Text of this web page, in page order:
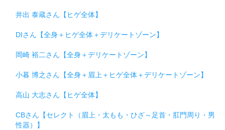
井出 泰蔵さん【ヒゲ全体】
DIさん【全身＋ヒゲ全体＋デリケートゾーン】
岡崎 裕二さん【全身＋デリケートゾーン】
小暮 博之さん【全身＋眉上＋ヒゲ全体＋デリケートゾーン】
高山 大志さん【ヒゲ全体】
CBさん【セレクト（眉上・太もも・ひざ～足首・肛門周り・男
性器）】